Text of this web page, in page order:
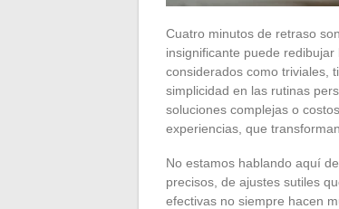
Cuatro minutos de retraso
insignificante puede
considerados como triviales,
simplicidad en las rutinas
soluciones complejas o
experiencias, que
No estamos hablando aquí
precisos, de ajustes sutiles
efectivas no siempre hacen